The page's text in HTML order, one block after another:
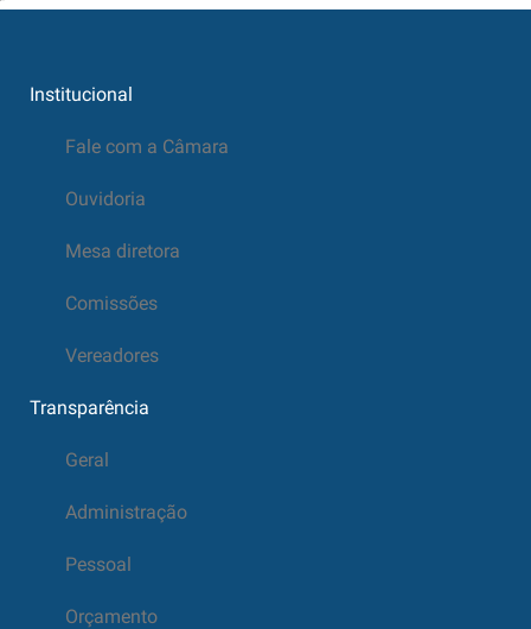
Institucional
Fale com a Câmara
Ouvidoria
Mesa diretora
Comissões
Vereadores
Transparência
Geral
Administração
Pessoal
Orçamento